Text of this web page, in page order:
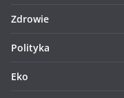
Zdrowie
Polityka
Eko